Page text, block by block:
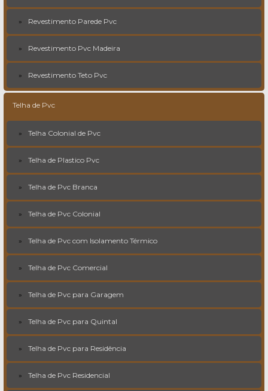
Revestimento Parede Pvc
Revestimento Pvc Madeira
Revestimento Teto Pvc
Telha de Pvc
Telha Colonial de Pvc
Telha de Plastico Pvc
Telha de Pvc Branca
Telha de Pvc Colonial
Telha de Pvc com Isolamento Térmico
Telha de Pvc Comercial
Telha de Pvc para Garagem
Telha de Pvc para Quintal
Telha de Pvc para Residência
Telha de Pvc Residencial